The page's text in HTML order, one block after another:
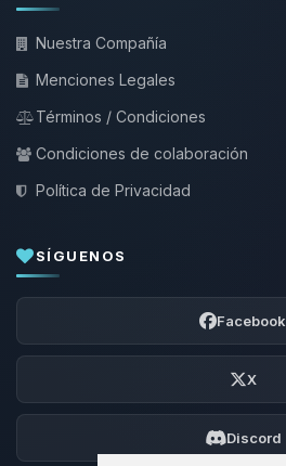
Nuestra Compañía
Menciones Legales
Términos / Condiciones
Condiciones de colaboración
Política de Privacidad
SÍGUENOS
Facebook
X
Discord